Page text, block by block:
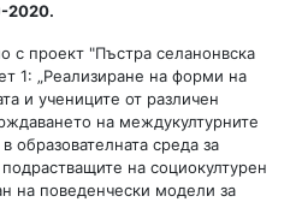
2020.
с проект "Пъстра селанонвска
1: „Реализиране на форми на
и учениците от различен
на междукултурните
образователната среда за
на социокултурен
на поведенчески модели за